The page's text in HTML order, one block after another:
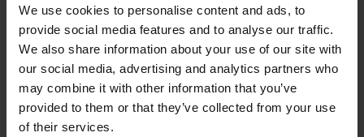
We use cookies to personalise content and ads, to
provide social media features and to analyse our traffic.
We also share information about your use of our site with
our social media, advertising and analytics partners who
may combine it with other information that you’ve
provided to them or that they’ve collected from your use
of their services.
Se rabatt
Utgår: Pågående
Fri frakt på hela ditt köp hos Bose
Frakten är gratis hos Bose. Gäller på alla produkter.